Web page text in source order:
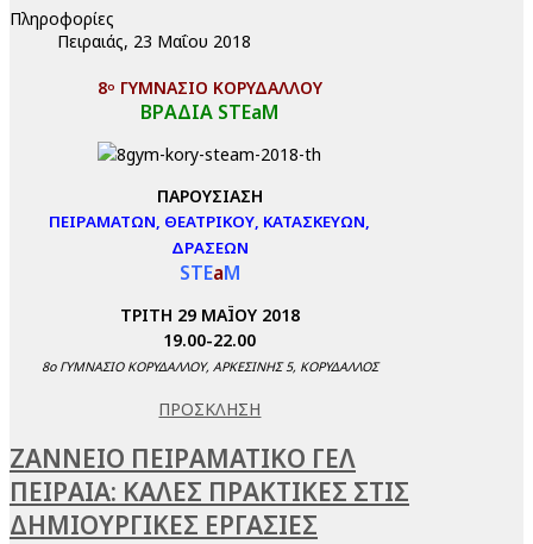
Πληροφορίες
Πειραιάς, 23 Μαΐου 2018
8ο ΓΥΜΝΑΣΙΟ ΚΟΡΥΔΑΛΛΟΥ
ΒΡΑΔΙΑ STEaM
ΠΑΡΟΥΣΙΑΣΗ
ΠΕΙΡΑΜΑΤΩΝ, ΘΕΑΤΡΙΚΟΥ, ΚΑΤΑΣΚΕΥΩΝ,
ΔΡΑΣΕΩΝ
STEaM
ΤΡΙΤΗ 29 ΜΑΪΟΥ 2018
19.00-22.00
8o ΓΥΜΝΑΣΙΟ ΚΟΡΥΔΑΛΛΟΥ, ΑΡΚΕΣΙΝΗΣ 5, ΚΟΡΥΔΑΛΛΟΣ
ΠΡΟΣΚΛΗΣΗ
ΖΑΝΝΕΙΟ ΠΕΙΡΑΜΑΤΙΚΟ ΓΕΛ
ΠΕΙΡΑΙΑ: ΚΑΛΕΣ ΠΡΑΚΤΙΚΕΣ ΣΤΙΣ
ΔΗΜΙΟΥΡΓΙΚΕΣ ΕΡΓΑΣΙΕΣ